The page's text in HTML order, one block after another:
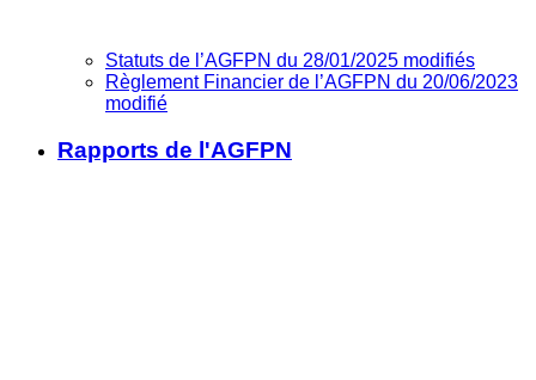
Statuts de l’AGFPN du 28/01/2025 modifiés
Règlement Financier de l’AGFPN du 20/06/2023
modifié
Rapports de l'AGFPN